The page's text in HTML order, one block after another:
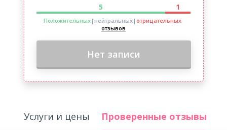
5 1
Положительных|нейтральных| отрицательных
отзывов
Нет записи
Услуги и цены Проверенные отзывы